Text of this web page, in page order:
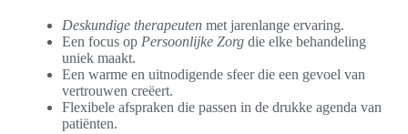
Deskundige therapeuten met jarenlange ervaring.
Een focus op Persoonlijke Zorg die elke behandeling
uniek maakt.
Een warme en uitnodigende sfeer die een gevoel van
vertrouwen creëert.
Flexibele afspraken die passen in de drukke agenda van
patiënten.